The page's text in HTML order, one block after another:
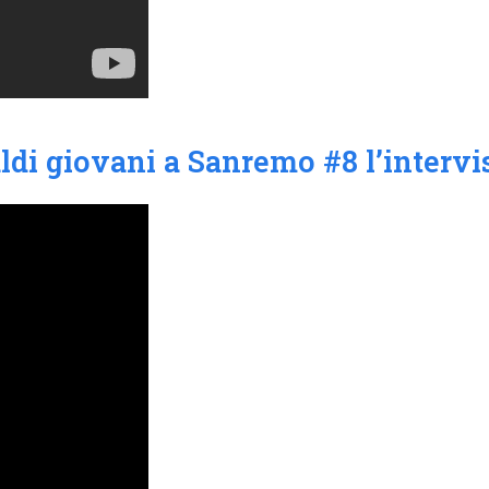
giovani a Sanremo #8